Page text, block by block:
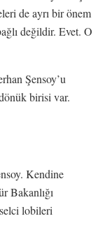
de ayrı bir önem
değildir. Evet. O
Şensoy’u
birisi var.
Kendine
Bakanlığı
lobileri